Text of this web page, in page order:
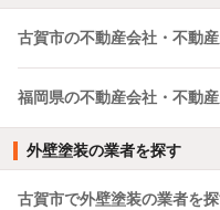
古賀市の不動産会社・不動
福岡県の不動産会社・不動
外壁塗装の業者を探す
古賀市で外壁塗装の業者を